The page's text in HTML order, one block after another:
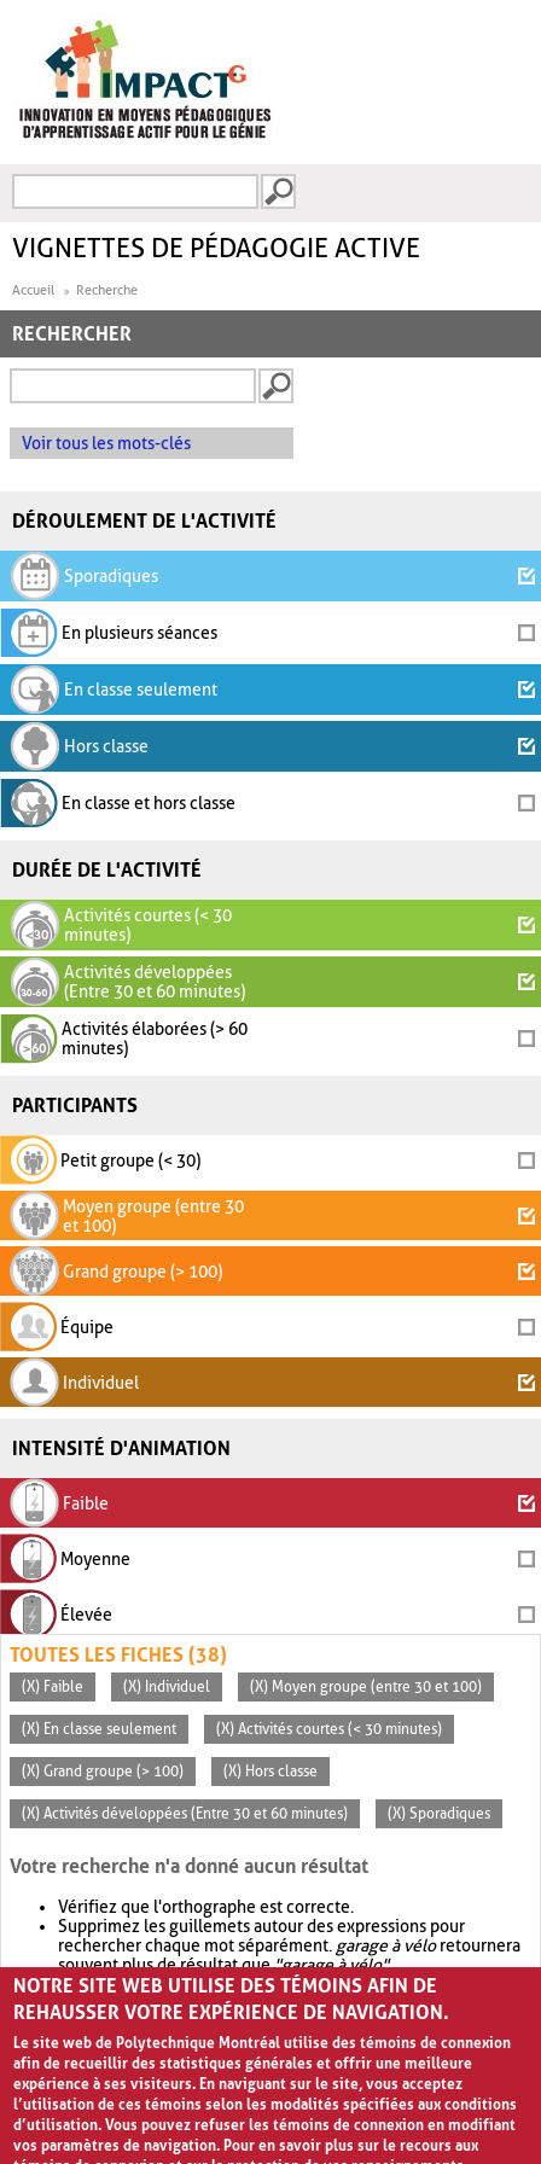
FORMULAIRE DE
VIGNETTES DE PÉDAGOGIE ACTIVE
Accueil Recherche
RECHERCHER
Voir tous les mots-clés
DÉROULEMENT DE L'ACTIVITÉ
Sporadiques
En plusieurs séances
En classe seulement
Hors classe
En classe et hors classe
DURÉE DE L'ACTIVITÉ
Activités courtes (< 30
minutes)
Activités développées
(Entre 30 et 60 minutes)
Activités élaborées (> 60
minutes)
PARTICIPANTS
Petit groupe (< 30)
Moyen groupe (entre 30
et 100)
Grand groupe (> 100)
Équipe
Individuel
INTENSITÉ D'ANIMATION
Faible
Moyenne
Élevée
TOUTES LES FICHES (38)
(X) Faible (X) Individuel (X) Moyen groupe (entre 30 et 100)
(X) En classe seulement (X) Activités courtes (< 30 minutes)
(X) Grand groupe (> 100) (X) Hors classe
(X) Activités développées (Entre 30 et 60 minutes) (X) Sporadiques
Votre recherche n'a donné aucun résultat
Vérifiez que l'orthographe est correcte.
Supprimez les guillemets autour des expressions pour
rechercher chaque mot séparément. garage à véloretournera
souvent plus de résultat que"garage à vélo".
Envisagez d'élargir votre recherche avec OR.garage OR vélo
retournera souvent plus de résultat quegarage à vélo
NOTRE SITE WEB UTILISE DES TÉMOINS AFIN DE
REHAUSSER VOTRE EXPÉRIENCE DE NAVIGATION.
Le site web de Polytechnique Montréal utilise des témoins de connexion
afin de recueillir des statistiques générales et offrir une meilleure
expérience à ses visiteurs. En naviguant sur le site, vous acceptez
l’utilisation de ces témoins selon les modalités spécifiées aux conditions
d’utilisation. Vous pouvez refuser les témoins de connexion en modifiant
vos paramètres de navigation. Pour en savoir plus sur le recours aux